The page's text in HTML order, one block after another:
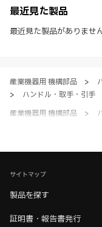
社製品の使用ご検討、又
※ 本WEBサイト製品情
約、プライバシーポリシ
最近見た製品
最近見た製品がありません
産業機器用 機構部品 >
>
ハンドル・取手・引手
産業機器用 機構部品
>
家具金物・建築金物
>
全て（ハンドル・つま
サイトマップ
製品を探す
証明書・報告書発行